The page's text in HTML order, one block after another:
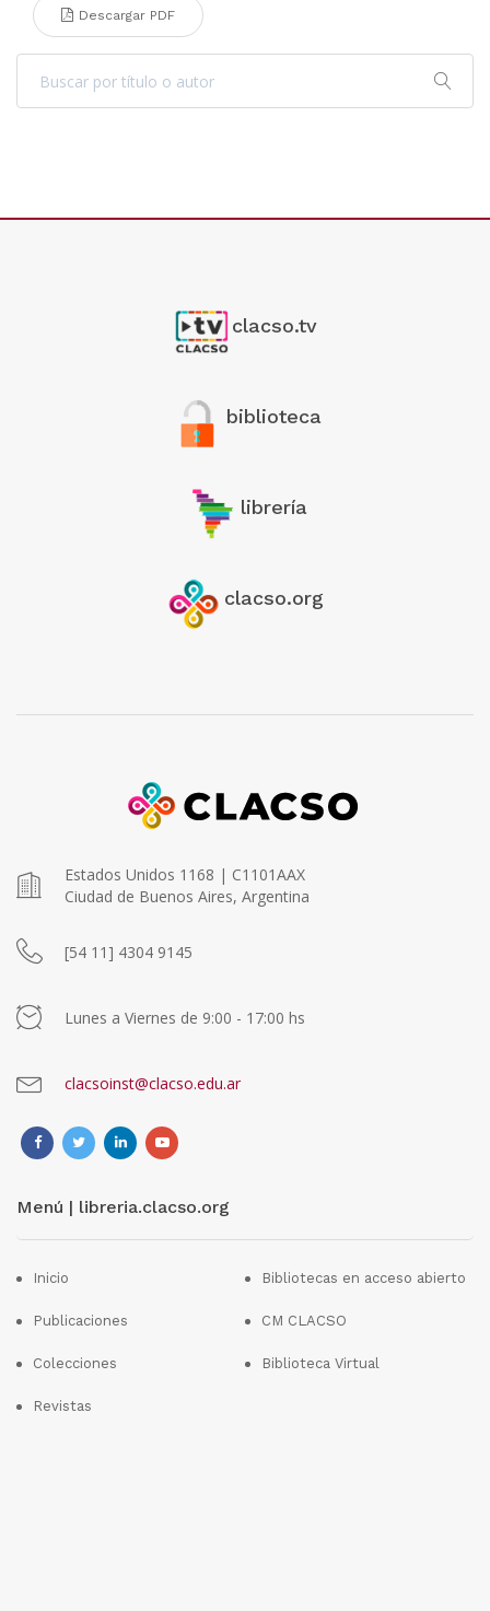
Descargar PDF
clacso.tv
biblioteca
librería
clacso.org
Estados Unidos 1168 | C1101AAX
Ciudad de Buenos Aires, Argentina
[54 11] 4304 9145
Lunes a Viernes de 9:00 - 17:00 hs
clacsoinst@clacso.edu.ar
Menú | libreria.clacso.org
Inicio
Publicaciones
Colecciones
Revistas
Bibliotecas en acceso abierto
CM CLACSO
Biblioteca Virtual